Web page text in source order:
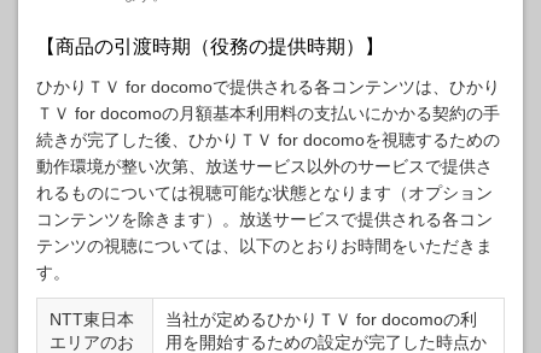
【商品の引渡時期（役務の提供時期）】
ひかりＴＶ for docomoで提供される各コンテンツは、ひかり
ＴＶ for docomoの月額基本利用料の支払いにかかる契約の手
続きが完了した後、ひかりＴＶ for docomoを視聴するための
動作環境が整い次第、放送サービス以外のサービスで提供さ
れるものについては視聴可能な状態となります（オプション
コンテンツを除きます）。放送サービスで提供される各コン
テンツの視聴については、以下のとおりお時間をいただきま
す。
NTT東日本
エリアのお
当社が定めるひかりＴＶ for docomoの利
用を開始するための設定が完了した時点か